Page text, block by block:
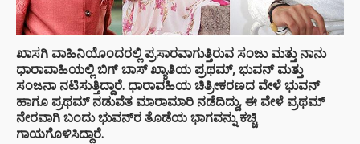
ಖಾಸಗಿ ವಾಹಿನಿಯೊಂದರಲ್ಲಿ ಪ್ರಸಾರವಾಗುತ್ತಿರುವ ಸಂಜು ಮತ್ತು ನಾನು
ಧಾರಾವಾಹಿಯಲ್ಲಿ ಬಿಗ್ ಬಾಸ್ ಖ್ಯಾತಿಯ ಪ್ರಥಮ್, ಭುವನ್ ಮತ್ತು
ಸಂಜನಾ ನಟಿಸುತ್ತಿದ್ದಾರೆ. ಧಾರಾವಹಿಯ ಚಿತ್ರೀಕರಣದ ವೇಳೆ ಭುವನ್
ಹಾಗೂ ಪ್ರಥಮ್ ನಡುವೆತ ಮಾರಾಮಾರಿ ನಡೆದಿದ್ದು, ಈ ವೇಳೆ ಪ್ರಥಮ್
ನೇರವಾಗಿ ಬಂದು ಭುವನ್‍ರ ತೊಡೆಯ ಭಾಗವನ್ನು ಕಚ್ಚಿ
ಗಾಯಗೊಳಿಸಿದ್ದಾರೆ.